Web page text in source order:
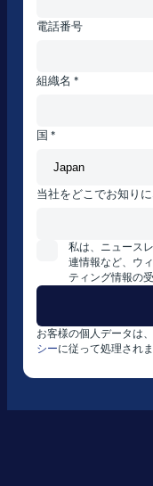
電話番号
組織名 *
国 *
当社をどこでお知り
私は、ニュース
連情報など、ウ
ティング情報の
お客様の個人データは
シーに従って処理されま